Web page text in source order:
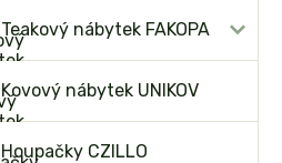
Teakový nábytek FAKOPA
Kovový nábytek UNIKOV
Houpačky CZILLO